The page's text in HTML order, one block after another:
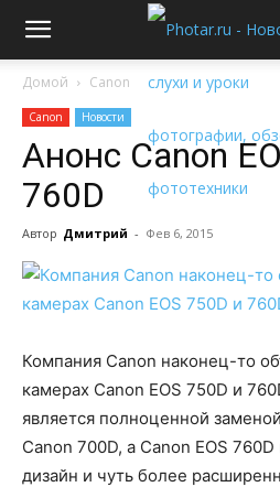
Домой Canon
Canon Новости
Анонс Canon
760D
Автор Дмитрий - Фев 6, 2015
Компания Canon наконец-то
камерах Canon EOS 750D и
является полноценной
Canon 700D, а Canon EOS
дизайн и чуть более